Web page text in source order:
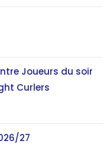
Joueurs du soir
Curlers
27